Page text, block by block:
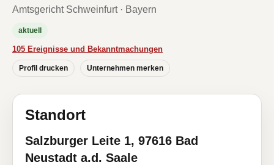
Amtsgericht Schweinfurt · Bayern
aktuell
105 Ereignisse und Bekanntmachungen
Profil drucken Unternehmen merken
Standort
Salzburger Leite 1, 97616 Bad
Neustadt a.d. Saale